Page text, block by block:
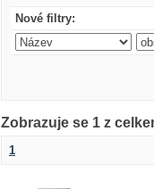
Nové filtry:
Zobrazuje se 1 z
1